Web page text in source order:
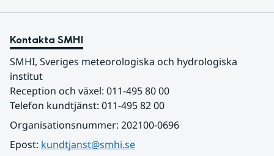
Kontakta SMHI
SMHI, Sveriges meteorologiska och hydrologiska
institut
Reception och växel: 011-495 80 00
Telefon kundtjänst: 011-495 82 00
Organisationsnummer: 202100-0696
Epost: kundtjanst@smhi.se